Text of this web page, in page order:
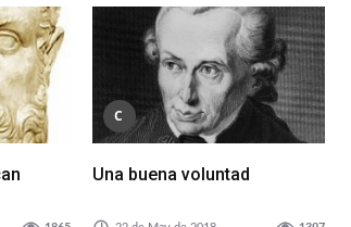
C
Una buena voluntad